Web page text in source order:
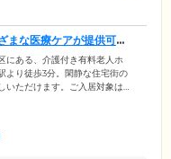
まな医療ケアが提供可能
にある、介護付き有料老人ホ
より徒歩3分。閑静な住宅街の
いただけます。ご入居対象は
鼻腔からの痰吸引や胃ろ
、在宅酸素、インスリン、